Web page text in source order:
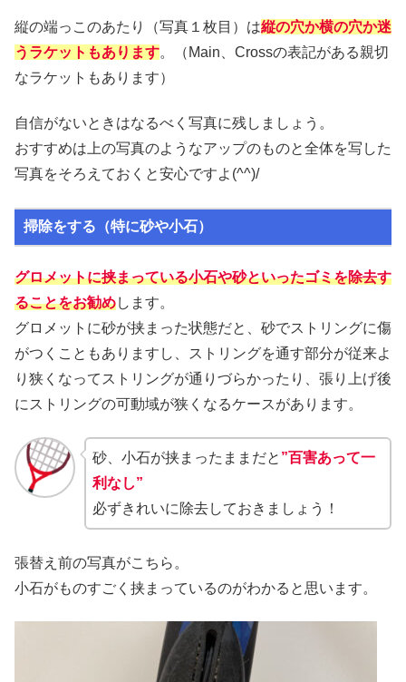
縦の端っこのあたり（写真１枚目）は縦の穴か横の穴か迷
うラケットもあります。（Main、Crossの表記がある親切
なラケットもあります）
自信がないときはなるべく写真に残しましょう。
おすすめは上の写真のようなアップのものと全体を写した
写真をそろえておくと安心ですよ(^^)/
掃除をする（特に砂や小石）
グロメットに挟まっている小石や砂といったゴミを除去す
ることをお勧めします。
グロメットに砂が挟まった状態だと、砂でストリングに傷
がつくこともありますし、ストリングを通す部分が従来よ
り狭くなってストリングが通りづらかったり、張り上げ後
にストリングの可動域が狭くなるケースがあります。
砂、小石が挟まったままだと ”百害あって一
利なし”
必ずきれいに除去しておきましょう！
張替え前の写真がこちら。
小石がものすごく挟まっているのがわかると思います。